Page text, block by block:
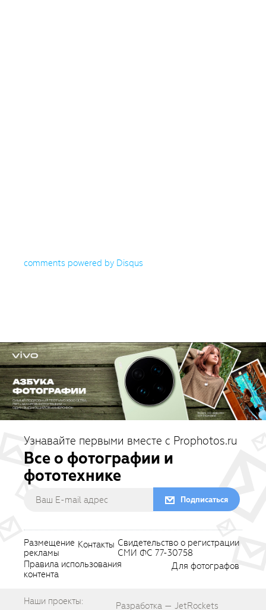
comments powered by Disqus
Узнавайте первыми вместе с Prophotos.ru
Все о фотографии и
фототехнике
Подписаться
Размещение
рекламы
Контакты Свидетельство о регистрации
СМИ ФС 77-30758
Правила использования
контента
Для фотографов
Наши проекты: Разработка — JetRockets